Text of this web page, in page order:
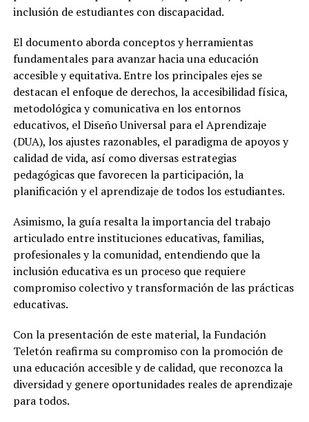
inclusión de estudiantes con discapacidad.
El documento aborda conceptos y herramientas
fundamentales para avanzar hacia una educación
accesible y equitativa. Entre los principales ejes se
destacan el enfoque de derechos, la accesibilidad física,
metodológica y comunicativa en los entornos
educativos, el Diseño Universal para el Aprendizaje
(DUA), los ajustes razonables, el paradigma de apoyos y
calidad de vida, así como diversas estrategias
pedagógicas que favorecen la participación, la
planificación y el aprendizaje de todos los estudiantes.
Asimismo, la guía resalta la importancia del trabajo
articulado entre instituciones educativas, familias,
profesionales y la comunidad, entendiendo que la
inclusión educativa es un proceso que requiere
compromiso colectivo y transformación de las prácticas
educativas.
Con la presentación de este material, la Fundación
Teletón reafirma su compromiso con la promoción de
una educación accesible y de calidad, que reconozca la
diversidad y genere oportunidades reales de aprendizaje
para todos.